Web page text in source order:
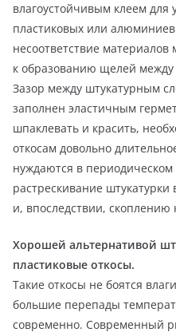
влагоустойчивым клеем для
пластиковых или
несоответствие
к образованию щелей между
Зазор между штукатурным
заполнен эластичным
шпаклевать и красить,
откосам довольно
нуждаются в периодическом
растрескивание
и, впоследствии, скоплению
Хорошей альтернативой
пластиковые откосы.
Такие откосы не боятся
большие перепады
современно. Современный